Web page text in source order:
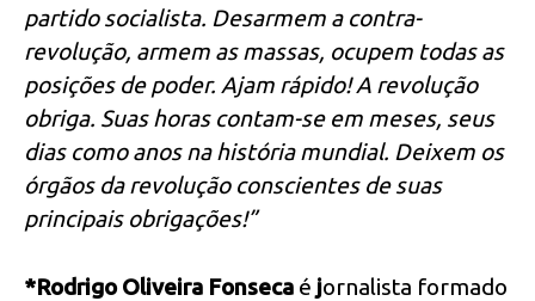
partido socialista. Desarmem a contra-
revolução, armem as massas, ocupem todas as
posições de poder. Ajam rápido! A revolução
obriga. Suas horas contam-se em meses, seus
dias como anos na história mundial. Deixem os
órgãos da revolução conscientes de suas
principais obrigações!”
*Rodrigo Oliveira Fonseca é jornalista formado